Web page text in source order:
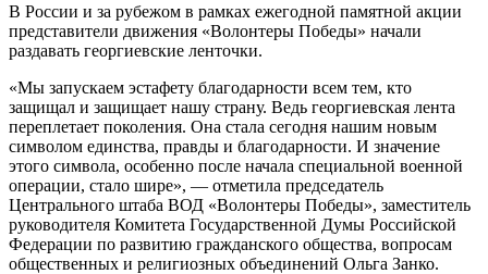
В России и за рубежом в рамках ежегодной памятной акции
представители движения «Волонтеры Победы» начали
раздавать георгиевские ленточки.
«Мы запускаем эстафету благодарности всем тем, кто
защищал и защищает нашу страну. Ведь георгиевская лента
переплетает поколения. Она стала сегодня нашим новым
символом единства, правды и благодарности. И значение
этого символа, особенно после начала специальной военной
операции, стало шире», — отметила председатель
Центрального штаба ВОД «Волонтеры Победы», заместитель
руководителя Комитета Государственной Думы Российской
Федерации по развитию гражданского общества, вопросам
общественных и религиозных объединений Ольга Занко.